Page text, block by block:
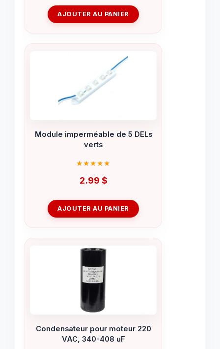
AJOUTER AU PANIER
Module imperméable de 5 DELs
verts
2.99 $
AJOUTER AU PANIER
Condensateur pour moteur 220
VAC, 340-408 uF